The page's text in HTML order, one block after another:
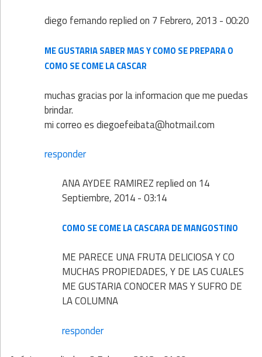
diego fernandoreplied on 7 Febrero, 2013 - 00:20
ME GUSTARIA SABER MAS Y COMO SE PREPARA O
COMO SE COME LA CASCAR
muchas gracias por la informacion que me puedas
brindar.
mi correo es diegoefeibata@hotmail.com
responder
ANA AYDEE RAMIREZreplied on 14
Septiembre, 2014 - 03:14
COMO SE COME LA CASCARA DE MANGOSTINO
ME PARECE UNA FRUTA DELICIOSA Y CO
MUCHAS PROPIEDADES, Y DE LAS CUALES
ME GUSTARIA CONOCER MAS Y SUFRO DE
LA COLUMNA
responder